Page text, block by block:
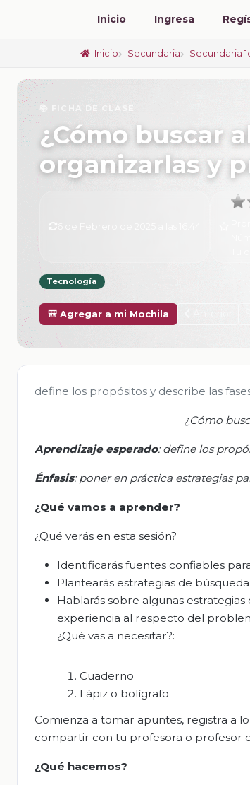
Inicio Ingresa
Inicio Secundaria Secundaria
📚 FICHA DE CLASE
¿Cómo buscar
organizarlas y
Tecnología
🎒 Agregar a mi Mochila
define los propósitos y describe las
¿Cómo
Aprendizaje esperado: define los
Énfasis: poner en práctica estrategias
¿Qué vamos a aprender?
¿Qué verás en esta sesión?
Identificarás fuentes confiables
Plantearás estrategias de
Hablarás sobre algunas
experiencia al respecto del
¿Qué vas a necesitar?:
Cuaderno
Lápiz o bolígrafo
Comienza a tomar apuntes, registra a
compartir con tu profesora o profesor
¿Qué hacemos?